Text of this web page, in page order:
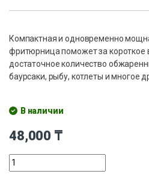
Компактная и одновременно
фритюрница поможет за короткое
достаточное количество
баурсаки, рыбу, котлеты и многое
В наличии
48,000 ₸